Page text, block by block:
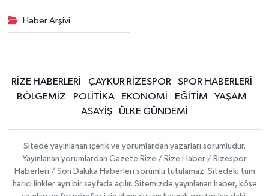
Haber Arşivi
RİZE HABERLERİ ÇAYKUR RİZESPOR
SPOR HABERLERİ
BÖLGEMİZ
POLİTİKA EKONOMİ EĞİTİM
YAŞAM
ASAYİŞ
ÜLKE GÜNDEMİ
Sitede yayınlanan içerik ve yorumlardan yazarları sorumludur.
Yayınlanan yorumlardan Gazete Rize / Rize Haber / Rizespor
Haberleri / Son Dakika Haberleri sorumlu tutulamaz. Sitedeki tüm
harici linkler ayrı bir sayfada açılır. Sitemizde yayınlanan haber, köşe